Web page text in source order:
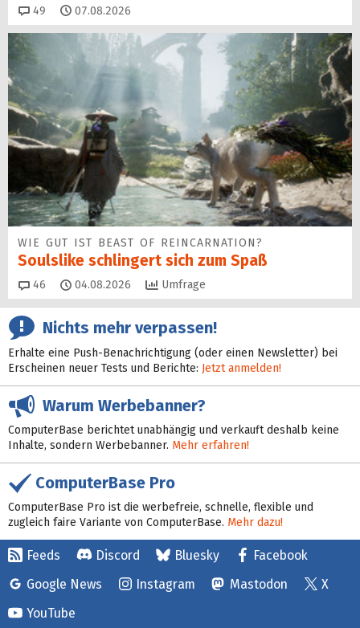
49 Kommentare
07.08.2026
WIE GUT IST BEAST OF REINCARNATION?
Soulslike schlingert sich zum Spaß
46 Kommentare
04.08.2026 Umfrage
Nichts mehr verpassen!
Erhalte eine Push-Benachrichtigung (oder einen Newsletter) bei
Erscheinen neuer Tests und Berichte: Jetzt anmelden!
Warum Werbebanner?
ComputerBase berichtet unabhängig und verkauft deshalb keine
Inhalte, sondern Werbebanner. Mehr erfahren!
ComputerBase Pro
ComputerBase Pro ist die werbefreie, schnelle, flexible und
zugleich faire Variante von ComputerBase. Mehr dazu!
Feeds Discord Bluesky
Facebook
Google News
Instagram Mastodon
X
YouTube